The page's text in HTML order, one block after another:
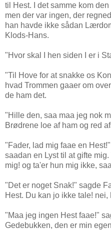
til Hest. I det samme kom
men der var ingen, der
han havde ikke sådan
Klods-Hans.
"Hvor skal I hen siden I er i
"Til Hove for at snakke os
hvad Trommen gaaer om
de ham det.
"Hille den, saa maa jeg nok
Brødrene loe af ham og red
"Fader, lad mig faae en
saadan en Lyst til at gifte
mig! og ta'er hun mig ikke,
"Det er noget Snak!" sagde
Hest. Du kan jo ikke tale!
"Maa jeg ingen Hest faae!"
Gedebukken, den er min